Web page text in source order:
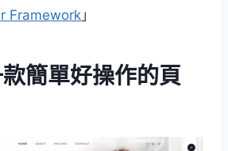
Framework 」
簡單好操作的頁